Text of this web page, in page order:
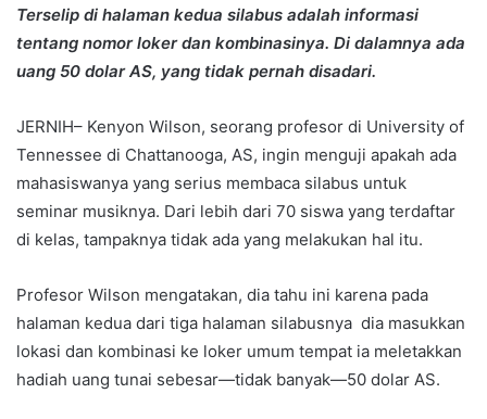
Terselip di halaman kedua silabus adalah informasi
tentang nomor loker dan kombinasinya. Di dalamnya ada
uang 50 dolar AS, yang tidak pernah disadari.
JERNIH– Kenyon Wilson, seorang profesor di University of
Tennessee di Chattanooga, AS, ingin menguji apakah ada
mahasiswanya yang serius membaca silabus untuk
seminar musiknya. Dari lebih dari 70 siswa yang terdaftar
di kelas, tampaknya tidak ada yang melakukan hal itu.
Profesor Wilson mengatakan, dia tahu ini karena pada
halaman kedua dari tiga halaman silabusnya dia masukkan
lokasi dan kombinasi ke loker umum tempat ia meletakkan
hadiah uang tunai sebesar—tidak banyak—50 dolar AS.